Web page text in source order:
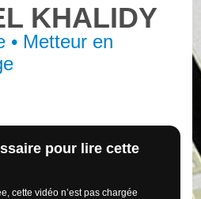
KHALIDY
• Metteur en
pour lire cette
cette vidéo n’est pas chargée